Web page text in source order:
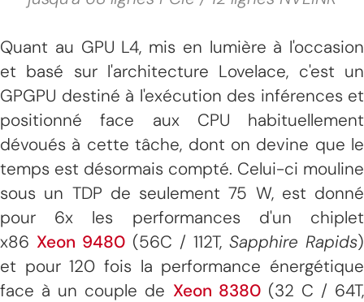
Quant au GPU L4, mis en lumière à l'occasion
et basé sur l'architecture Lovelace, c'est un
GPGPU destiné à l'exécution des inférences et
positionné face aux CPU habituellement
dévoués à cette tâche, dont on devine que le
temps est désormais compté. Celui-ci mouline
sous un TDP de seulement 75 W, est donné
pour 6x les performances d'un chiplet
x86 Xeon 9480 (56C / 112T, Sapphire Rapids)
et pour 120 fois la performance énergétique
face à un couple de Xeon 8380(32 C / 64T,